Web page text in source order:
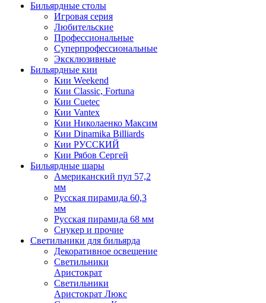
Бильярдные столы
Игровая серия
Любительские
Профессиональные
Суперпрофессиональные
Эксклюзивные
Бильярдные кии
Кии Weekend
Кии Classic, Fortuna
Кии Cuetec
Кии Vantex
Кии Николаенко Максим
Кии Dinamika Billiards
Кии РУССКИЙ
Кии Рябов Сергей
Бильярдные шары
Американский пул 57,2
мм
Русская пирамида 60,3
мм
Русская пирамида 68 мм
Снукер и прочие
Светильники для бильярда
Декоративное освещение
Светильники
Аристократ
Светильники
Аристократ Люкс